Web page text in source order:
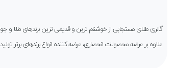
گالری طلای مستجابی از خوشنام ترین و قدیمی ترین برندهای طلا و
علاوه بر عرضه محصولات انحصاری، عرضه کننده انواع برندهای برتر